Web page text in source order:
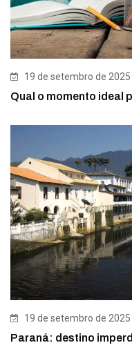
19 de setembro de 2025
Qual o momento ideal
19 de setembro de 2025
Paraná: destino